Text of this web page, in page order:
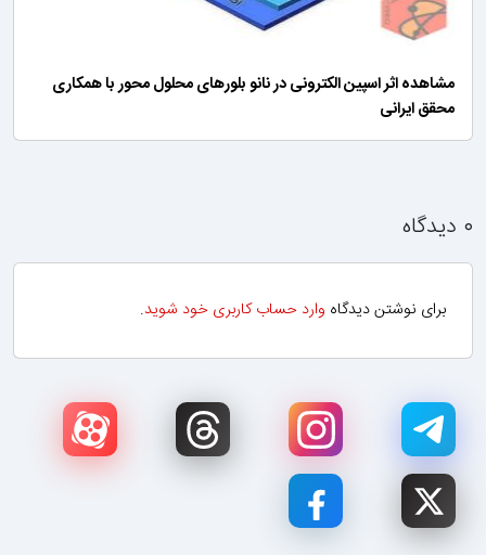
مشاهده اثر اسپین الکترونی در نانو بلورهای محلول محور با همکاری
محقق ایرانی
۰ دیدگاه
برای نوشتن دیدگاه وارد حساب کاربری خود شوید.